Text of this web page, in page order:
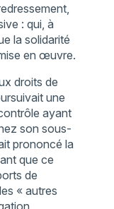
: qui, à
la solidarité
en œuvre.
droits de
une
ayant
son sous-
prononcé la
que ce
de
« autres